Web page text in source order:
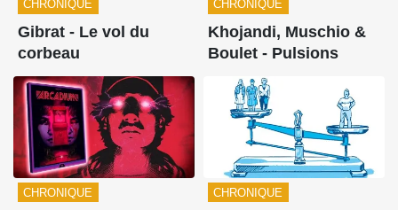
CHRONIQUE
Gibrat - Le vol du
corbeau
CHRONIQUE
Khojandi, Muschio &
Boulet - Pulsions
CHRONIQUE CHRONIQUE